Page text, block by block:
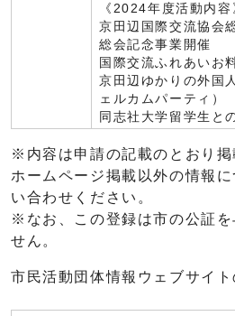
《2024年度活動内容
京田辺国際交流協会
総会記念事業開催
国際交流ふれあいお
京田辺ゆかりの外国
ェルカムパーティ）
同志社大学留学生
※内容は申請の記載のとおり掲
ホームページ掲載以外の情報
い合わせください。
※なお、この登録は市の公証を
せん。
市民活動団体情報ウェブサイ